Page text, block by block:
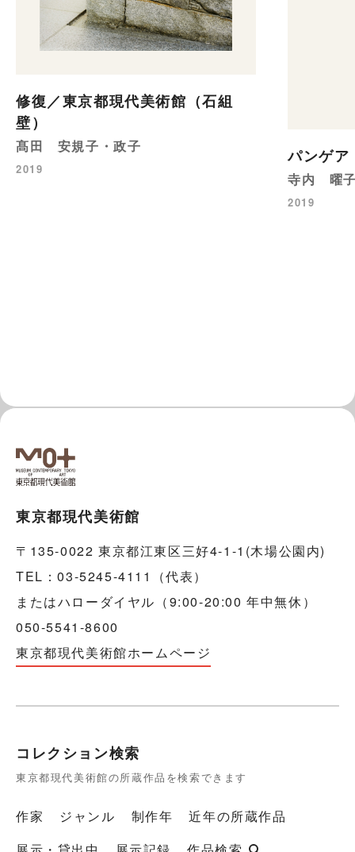
修復／東京都現代美術館（石組
壁）
髙田 安規子・政子
2019
パンゲア
寺内 曜
2019
東京都現代美術館
〒135-0022 東京都江東区三好4-1-1(木場公園内)
TEL：03-5245-4111（代表）
またはハローダイヤル（9:00-20:00 年中無休）
050-5541-8600
東京都現代美術館ホームページ
コレクション検索
東京都現代美術館の所蔵作品を検索できます
作家 ジャンル 制作年
近年の所蔵作品